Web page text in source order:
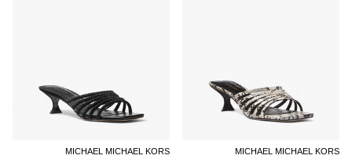
MICHAEL MICHAEL KORS
MICHAEL MICHAEL KORS